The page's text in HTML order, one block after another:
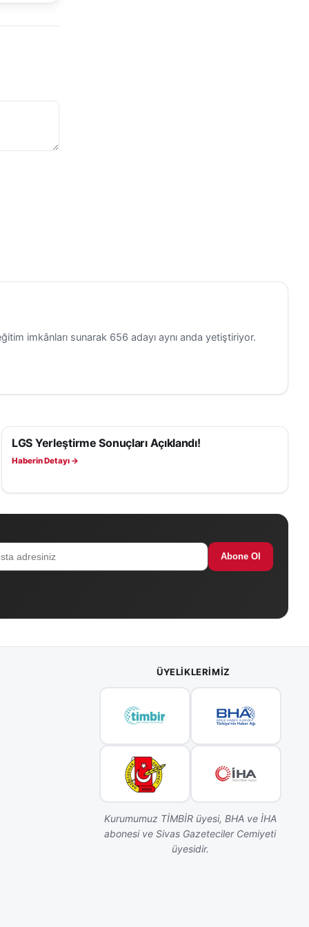
imkânları sunarak 656 adayı aynı anda yetiştiriyor.
EĞITIM
LGS Yerleştirme Sonuçları Açıklandı!
Haberin Detayı →
Abone Ol
ÜYELIKLERIMIZ
Kurumumuz TİMBİR üyesi, BHA ve İHA
abonesi ve Sivas Gazeteciler Cemiyeti
üyesidir.